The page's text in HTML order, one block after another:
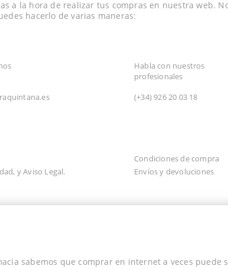
a la hora de realizar tus compras en nuestra web.
hacerlo de varias maneras:
Habla con nuestros
profesionales
(+34)926 20 03 18
y Aviso Legal.
Condiciones de compra
Envíos y devoluciones
sabemos que comprar en internet a veces puede